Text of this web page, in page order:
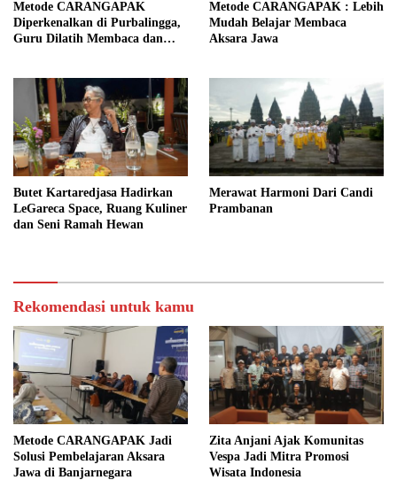
Metode CARANGAPAK
Diperkenalkan di Purbalingga,
Guru Dilatih Membaca dan
Metode CARANGAPAK : Lebih
Mudah Belajar Membaca
Aksara Jawa
Butet Kartaredjasa Hadirkan
LeGareca Space, Ruang Kuliner
dan Seni Ramah Hewan
Merawat Harmoni Dari Candi
Prambanan
Rekomendasi untuk kamu
Metode CARANGAPAK Jadi
Solusi Pembelajaran Aksara
Jawa di Banjarnegara
Zita Anjani Ajak Komunitas
Vespa Jadi Mitra Promosi
Wisata Indonesia